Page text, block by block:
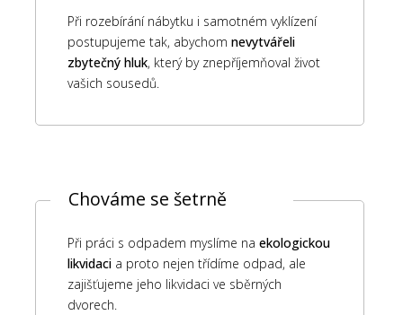
Při rozebírání nábytku i samotném vyklízení
postupujeme tak, abychom nevytvářeli
zbytečný hluk, který by znepříjemňoval život
vašich sousedů.
Chováme se šetrně
Při práci s odpadem myslíme na ekologickou
likvidacia proto nejen třídíme odpad, ale
zajišťujeme jeho likvidaci ve sběrných
dvorech.